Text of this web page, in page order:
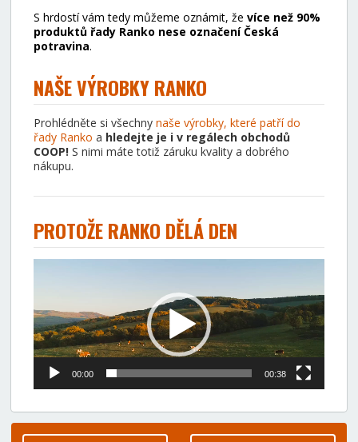
S hrdostí vám tedy můžeme oznámit, že více než 90%
produktů řady Ranko nese označení Česká
potravina.
NAŠE VÝROBKY RANKO
Prohlédněte si všechny naše výrobky, které patří do
řady Ranko a hledejte je i v regálech obchodů
COOP! S nimi máte totiž záruku kvality a dobrého
nákupu.
PROTOŽE RANKO DĚLÁ DEN
00:00 00:38